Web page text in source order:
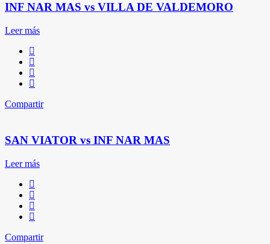
INF NAR MAS vs VILLA DE VALDEMORO
Leer más
Compartir
SAN VIATOR vs INF NAR MAS
Leer más
Compartir